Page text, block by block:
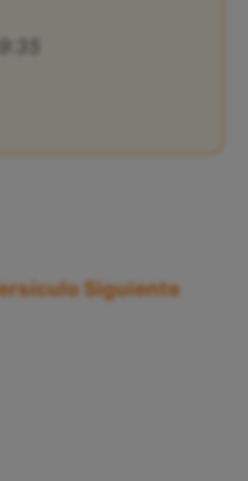
Siguiente